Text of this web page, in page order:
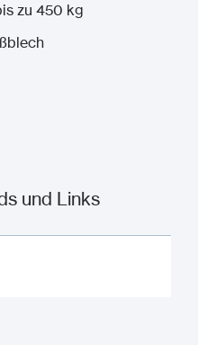
zu 450 kg
und Links